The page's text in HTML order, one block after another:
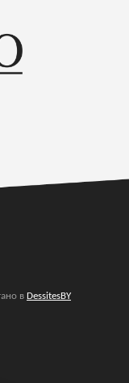
в DessitesBY